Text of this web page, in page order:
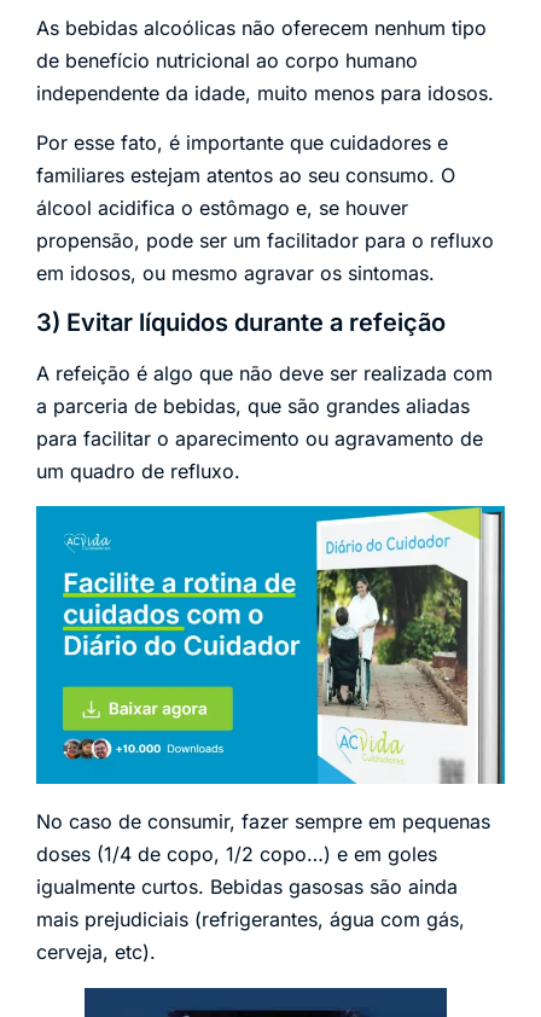
As bebidas alcoólicas não oferecem nenhum tipo
de benefício nutricional ao corpo humano
independente da idade, muito menos para idosos.
Por esse fato, é importante que cuidadores e
familiares estejam atentos ao seu consumo. O
álcool acidifica o estômago e, se houver
propensão, pode ser um facilitador para o refluxo
em idosos, ou mesmo agravar os sintomas.
3) Evitar líquidos durante a refeição
A refeição é algo que não deve ser realizada com
a parceria de bebidas, que são grandes aliadas
para facilitar o aparecimento ou agravamento de
um quadro de refluxo.
No caso de consumir, fazer sempre em pequenas
doses (1/4 de copo, 1/2 copo…) e em goles
igualmente curtos. Bebidas gasosas são ainda
mais prejudiciais (refrigerantes, água com gás,
cerveja, etc).